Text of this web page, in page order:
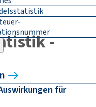
für
-